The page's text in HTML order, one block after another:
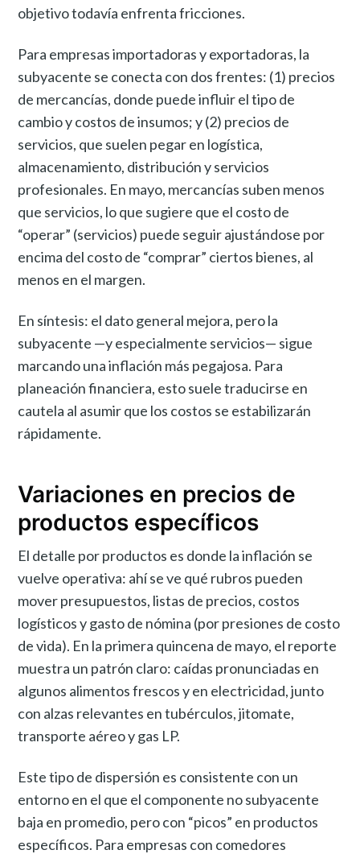
objetivo todavía enfrenta fricciones.
Para empresas importadoras y exportadoras, la
subyacente se conecta con dos frentes: (1) precios
de mercancías, donde puede influir el tipo de
cambio y costos de insumos; y (2) precios de
servicios, que suelen pegar en logística,
almacenamiento, distribución y servicios
profesionales. En mayo, mercancías suben menos
que servicios, lo que sugiere que el costo de
“operar” (servicios) puede seguir ajustándose por
encima del costo de “comprar” ciertos bienes, al
menos en el margen.
En síntesis: el dato general mejora, pero la
subyacente —y especialmente servicios— sigue
marcando una inflación más pegajosa. Para
planeación financiera, esto suele traducirse en
cautela al asumir que los costos se estabilizarán
rápidamente.
Variaciones en precios de
productos específicos
El detalle por productos es donde la inflación se
vuelve operativa: ahí se ve qué rubros pueden
mover presupuestos, listas de precios, costos
logísticos y gasto de nómina (por presiones de costo
de vida). En la primera quincena de mayo, el reporte
muestra un patrón claro: caídas pronunciadas en
algunos alimentos frescos y en electricidad, junto
con alzas relevantes en tubérculos, jitomate,
transporte aéreo y gas LP.
Este tipo de dispersión es consistente con un
entorno en el que el componente no subyacente
baja en promedio, pero con “picos” en productos
específicos. Para empresas con comedores